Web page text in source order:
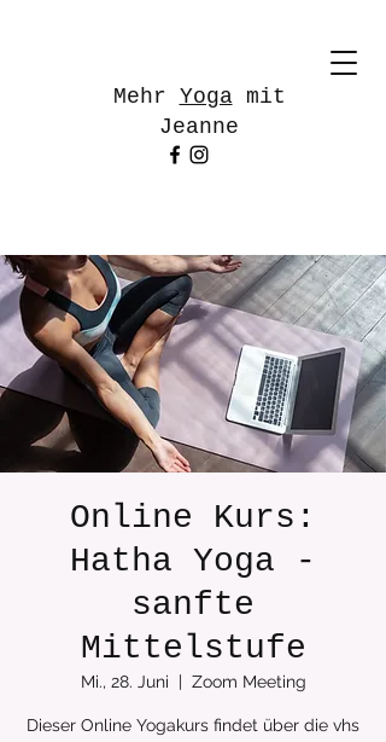
Mehr Yogamit
Jeanne
Online Kurs:
Hatha Yoga -
sanfte
Mittelstufe
Mi., 28. Juni
  |
Zoom Meeting
Dieser Online Yogakurs findet über die vhs